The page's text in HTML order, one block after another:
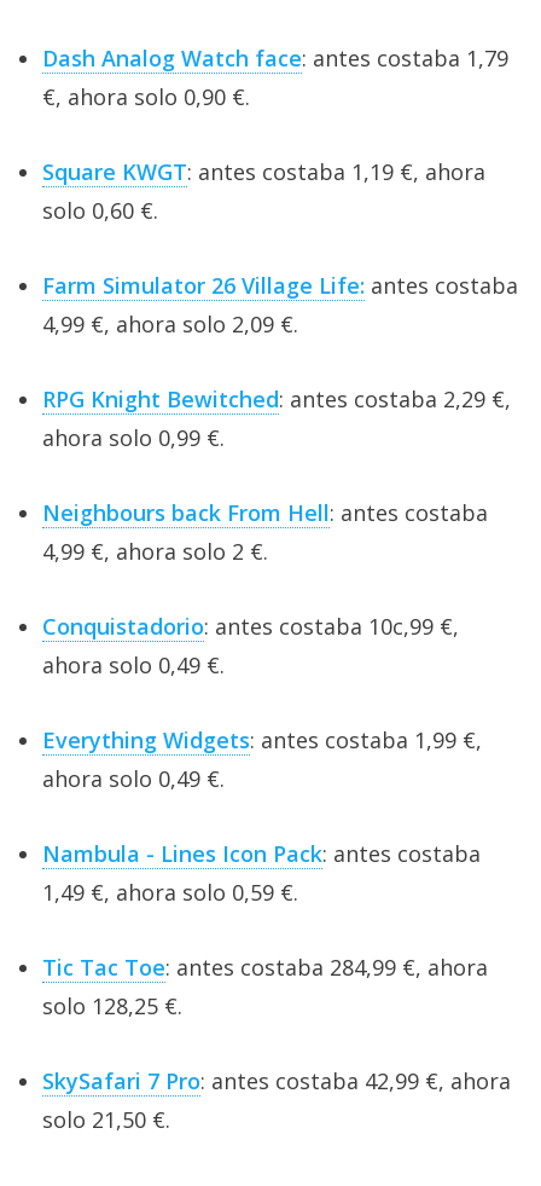
Dash Analog Watch face: antes costaba 1,79
€, ahora solo 0,90 €.
Square KWGT: antes costaba 1,19 €, ahora
solo 0,60 €.
Farm Simulator 26 Village Life: antes costaba
4,99 €, ahora solo 2,09 €.
RPG Knight Bewitched: antes costaba 2,29 €,
ahora solo 0,99 €.
Neighbours back From Hell: antes costaba
4,99 €, ahora solo 2 €.
Conquistadorio: antes costaba 10c,99 €,
ahora solo 0,49 €.
Everything Widgets: antes costaba 1,99 €,
ahora solo 0,49 €.
Nambula - Lines Icon Pack: antes costaba
1,49 €, ahora solo 0,59 €.
Tic Tac Toe: antes costaba 284,99 €, ahora
solo 128,25 €.
SkySafari 7 Pro: antes costaba 42,99 €, ahora
solo 21,50 €.